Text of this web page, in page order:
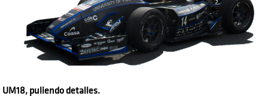
UM18, puliendo detalles.